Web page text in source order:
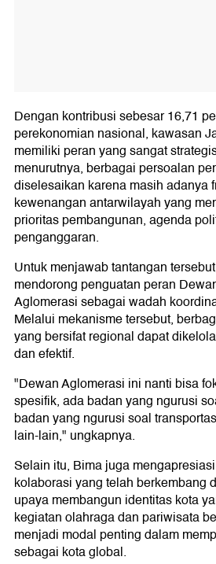
Dengan kontribusi sebesar 16,71
perekonomian nasional, kawasan
memiliki peran yang sangat
menurutnya, berbagai persoalan
diselesaikan karena masih adanya
kewenangan antarwilayah yang
prioritas pembangunan, agenda
penganggaran.
Untuk menjawab tantangan
mendorong penguatan peran
Aglomerasi sebagai wadah
Melalui mekanisme tersebut,
yang bersifat regional dapat
dan efektif.
"Dewan Aglomerasi ini nanti bisa
spesifik, ada badan yang ngurusi
badan yang ngurusi soal
lain-lain," ungkapnya.
Selain itu, Bima juga
kolaborasi yang telah berkembang
upaya membangun identitas kota
kegiatan olahraga dan pariwisata
menjadi modal penting dalam
sebagai kota global.